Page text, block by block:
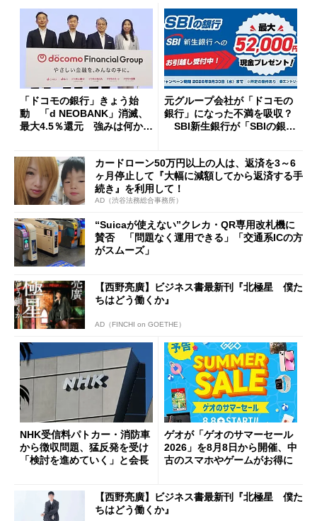
「ドコモの銀行」きょう始
動 「d NEOBANK」消滅、
最大4.5％還元 強みは何か解
元グループ会社が「ドコモの
銀行」になった不満を吸収？
SBI新生銀行が「SBIの銀
開催
カードローン50万円以上の人は、返済を3～6
ヶ月停止して『大幅に減額してから返済する手
続き』を利用して！
AD（渋谷法務総合事務所）
“Suicaが使えない”クレカ・QR専用改札機に
賛否 「問題なく運用できる」「交通系ICの方
がスムーズ」
【西野亮廣】ビジネス書最新刊『北極星 僕た
ちはどう働くか』
AD（FINCHI on GOETHE）
NHK受信料パトカー・消防車
から徴収問題、猛反発を受け
「検討を進めていく」と会長
ゲオが「ゲオのサマーセール
2026」を8月8日から開催、中
古のスマホやゲームがお得に
【西野亮廣】ビジネス書最新刊『北極星 僕た
ちはどう働くか』